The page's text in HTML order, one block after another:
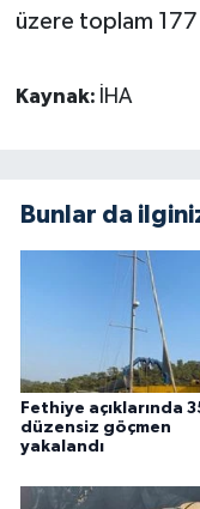
üzere toplam 177
Kaynak: İHA
Bunlar da
Fethiye açıklarında
düzensiz göçmen
yakalandı